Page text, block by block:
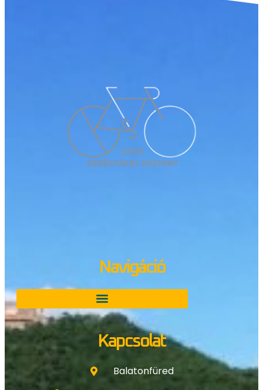
Navigáció
Kapcsolat
Balatonfüred